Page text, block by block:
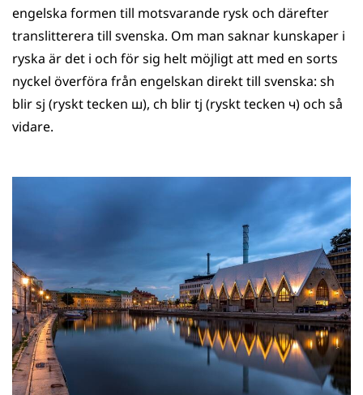
engelska formen till motsvarande rysk och därefter
translitterera till svenska. Om man saknar kunskaper i
ryska är det i och för sig helt möjligt att med en sorts
nyckel överföra från engelskan direkt till svenska: sh
blir sj (ryskt tecken ш), ch blir tj (ryskt tecken ч) och så
vidare.